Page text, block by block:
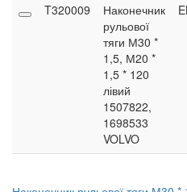
T320009
Наконечник
рульової
тяги М30 *
1,5, М20 *
1,5 * 120
лівий
1507822,
1698533
VOLVO